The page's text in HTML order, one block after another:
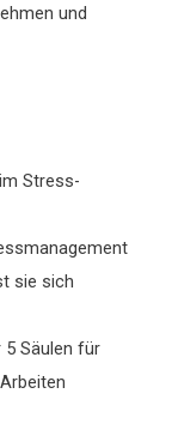
und
Stress-
sie sich
5 Säulen für